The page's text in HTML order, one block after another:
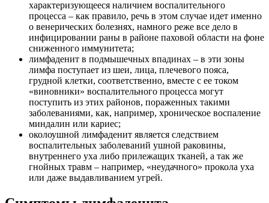
характеризующееся наличием воспалительного
процесса – как правило, речь в этом случае идет именно
о венерических болезнях, намного реже все дело в
инфицировании раны в районе паховой области на фоне
сниженного иммунитета;
лимфаденит в подмышечных впадинах – в эти зоны
лимфа поступает из шеи, лица, плечевого пояса,
грудной клетки, соответственно, вместе с ее током
«виновники» воспалительного процесса могут
поступить из этих районов, пораженных такими
заболеваниями, как, например, хроническое воспаление
миндалин или кариес;
околоушной лимфаденит является следствием
воспалительных заболеваний ушной раковины,
внутреннего уха либо прилежащих тканей, а так же
гнойных травм – например, «неудачного» прокола уха
или даже выдавливанием угрей.